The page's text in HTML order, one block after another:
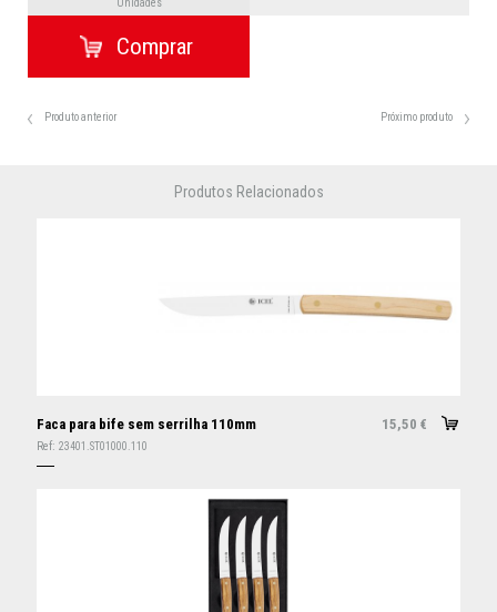
Produto anterior Próximo produto
Produtos Relacionados
Faca para bife sem serrilha 110mm 15,50 €
Ref: 23401.ST01000.110